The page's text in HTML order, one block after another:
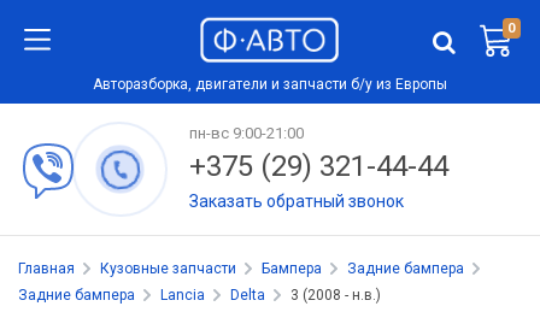
0
Авторазборка, двигатели и запчасти б/у из Европы
пн-вс 9:00-21:00
+375 (29) 321-44-44
Заказать обратный звонок
Главная Кузовные запчасти Бампера
Задние бампера
Задние бампера
Lancia Delta 3 (2008 - н.в.)